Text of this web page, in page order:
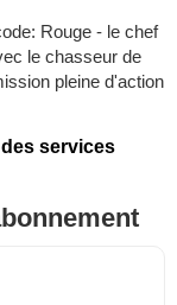
Rouge - le chef
le chasseur de
pleine d'action
services